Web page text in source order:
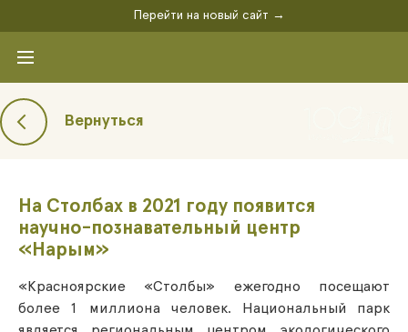
Перейти на новый сайт →
Вернуться
На Столбах в 2021 году появится
научно-познавательный центр
«Нарым»
«Красноярские «Столбы» ежегодно посещают
более 1 миллиона человек. Национальный парк